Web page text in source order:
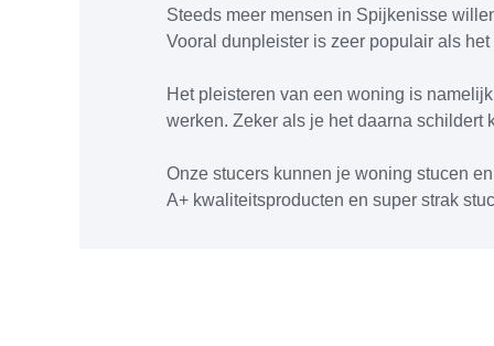
Steeds meer mensen in Spijkenisse
Vooral dunpleister is zeer populair als
Het pleisteren van een woning is
werken. Zeker als je het daarna schildert
Onze stucers kunnen je woning stucen
A+ kwaliteitsproducten en super strak